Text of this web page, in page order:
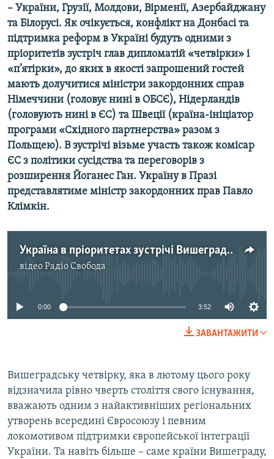
– України, Грузії, Молдови, Вірменії, Азербайджану
та Білорусі. Як очікується, конфлікт на Донбасі та
підтримка реформ в Україні будуть одними з
пріоритетів зустріч глав дипломатій «четвірки» і
«п’ятірки», до яких в якості запрошений гостей
мають долучитися міністри закордонних справ
Німеччини (головує нині в ОБСЄ), Нідерландів
(головують нині в ЄС) та Швеції (країна-ініціатор
програми «Східного партнерства» разом з
Польщею). В зустрічі візьме участь також комісар
ЄС з політики сусідства та переговорів з
розширення Йоганес Ган. Україну в Празі
представлятиме міністр закордонних прав Павло
Клімкін.
Україна в пріоритетах зустрічі Вишеградської групи і «Східного партнерства»
відеоРадіо Свобода
No media source currently available
0:00 3:52
ЗАВАНТАЖИТИ
Вишеградську четвірку, яка в лютому цього року
відзначила рівно чверть століття свого існування,
вважають одним з найактивніших регіональних
утворень всередині Євросоюзу і певним
локомотивом підтримки європейської інтеграції
України. Та навіть більше – саме країни Вишеграду,